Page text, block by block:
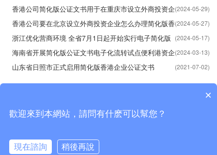
港公证文书呢？
(2024-05-29)
香港公司简化版公证文书用于在重庆市设立外商投资企
业要怎么办理呢？
(2024-05-27)
香港公司要在北京设立外商投资企业怎么办理简化版香
港公证文书呢？
(2024-05-17)
浙江优化营商环境 全省7月1日起开始实行电子简化版
香港公证文书
(2024-03-13)
海南省开展简化版公证文书电子化流转试点便利港资企
业登记
(2021-07-02)
山东省日照市正式启用简化版香港企业公证文书
Copyright © 2015-2026 香港律师公证网 版权所有
热线：
0755-21036462
×
歡迎來到本網站，請問有什麽可以幫您？
現在諮詢 稍後再說